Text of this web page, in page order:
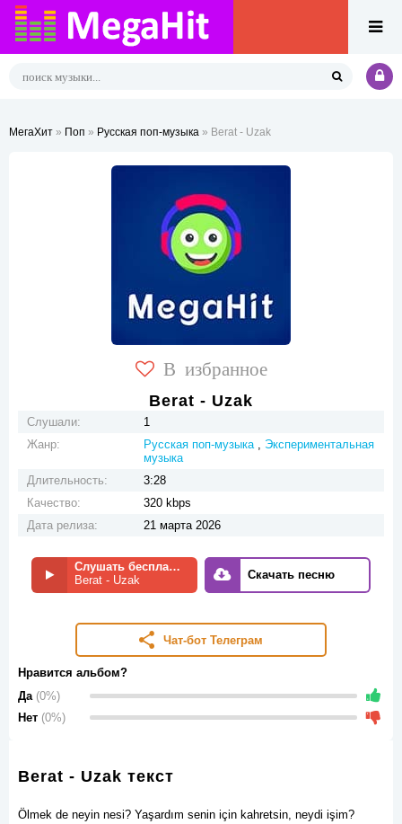
МегаХит » Поп » Русская поп-музыка » Berat - Uzak
В избранное
Berat - Uzak
Слушали:
1
Жанр:
Русская поп-музыка, Экспериментальная
музыка
Длительность:
3:28
Качество:
320 kbps
Дата релиза:
21 марта 2026
Слушать бесплатно
Berat - Uzak
Скачать песню
Чат-бот Телеграм
Нравится альбом?
Да (0%)
Нет (0%)
Berat - Uzak текст
Ölmek de neyin nesi? Yaşardım senin için kahretsin, neydi işim?